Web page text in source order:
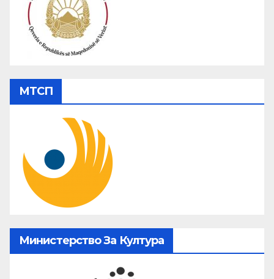
МТСП
Министерство За Култура